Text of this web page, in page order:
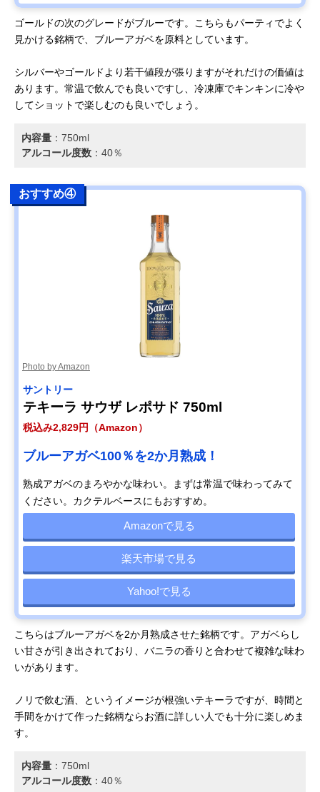
ゴールドの次のグレードがブルーです。こちらもパーティでよく
見かける銘柄で、ブルーアガベを原料としています。
シルバーやゴールドより若干値段が張りますがそれだけの価値は
あります。常温で飲んでも良いですし、冷凍庫でキンキンに冷や
してショットで楽しむのも良いでしょう。
内容量 ：‎750ml
アルコール度数 ：40％
おすすめ④
Photo by Amazon
サントリー
テキーラ サウザ レポサド 750ml
税込み2,829円（Amazon）
ブルーアガベ100％を2か月熟成！
熟成アガベのまろやかな味わい。まずは常温で味わってみて
ください。カクテルベースにもおすすめ。
Amazonで見る
楽天市場で見る
Yahoo!で見る
こちらはブルーアガベを2か月熟成させた銘柄です。アガベらし
い甘さが引き出されており、バニラの香りと合わせて複雑な味わ
いがあります。
ノリで飲む酒、というイメージが根強いテキーラですが、時間と
手間をかけて作った銘柄ならお酒に詳しい人でも十分に楽しめま
す。
内容量 ：‎750ml
アルコール度数 ：40％